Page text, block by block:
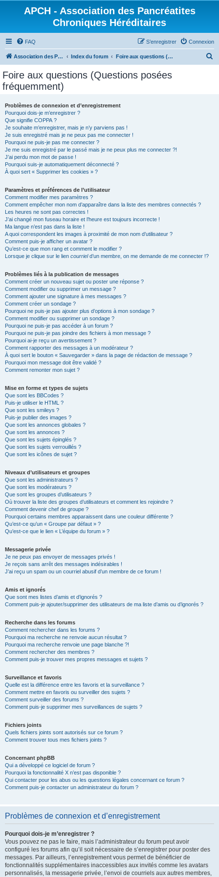
APCH - Association des Pancréatites
Chroniques Héréditaires
FAQ Connexion
S’enregistrer
Association des Pancréatites Chroniques Héréditaires Index du forum Foire aux questions (Questions posées fréquemment)
Foire aux questions (Questions posées
fréquemment)
Problèmes de connexion et d’enregistrement
Pourquoi dois-je m’enregistrer ?
Que signifie COPPA ?
Je souhaite m’enregistrer, mais je n’y parviens pas !
Je suis enregistré mais je ne peux pas me connecter !
Pourquoi ne puis-je pas me connecter ?
Je me suis enregistré par le passé mais je ne peux plus me connecter ?!
J’ai perdu mon mot de passe !
Pourquoi suis-je automatiquement déconnecté ?
À quoi sert « Supprimer les cookies » ?
Paramètres et préférences de l’utilisateur
Comment modifier mes paramètres ?
Comment empêcher mon nom d’apparaître dans la liste des membres connectés ?
Les heures ne sont pas correctes !
J’ai changé mon fuseau horaire et l’heure est toujours incorrecte !
Ma langue n’est pas dans la liste !
A quoi correspondent les images à proximité de mon nom d’utilisateur ?
Comment puis-je afficher un avatar ?
Qu’est-ce que mon rang et comment le modifier ?
Lorsque je clique sur le lien courrield’un membre, on me demande de me connecter !?
Problèmes liés à la publication de messages
Comment créer un nouveau sujet ou poster une réponse ?
Comment modifier ou supprimer un message ?
Comment ajouter une signature à mes messages ?
Comment créer un sondage ?
Pourquoi ne puis-je pas ajouter plus d’options à mon sondage ?
Comment modifier ou supprimer un sondage ?
Pourquoi ne puis-je pas accéder à un forum ?
Pourquoi ne puis-je pas joindre des fichiers à mon message ?
Pourquoi ai-je reçu un avertissement ?
Comment rapporter des messages à un modérateur ?
À quoi sert le bouton « Sauvegarder » dans la page de rédaction de message ?
Pourquoi mon message doit être validé ?
Comment remonter mon sujet ?
Mise en forme et types de sujets
Que sont les BBCodes ?
Puis-je utiliser le HTML ?
Que sont les smileys ?
Puis-je publier des images ?
Que sont les annonces globales ?
Que sont les annonces ?
Que sont les sujets épinglés ?
Que sont les sujets verrouillés ?
Que sont les icônes de sujet ?
Niveaux d’utilisateurs et groupes
Que sont les administrateurs ?
Que sont les modérateurs ?
Que sont les groupes d’utilisateurs ?
Où trouver la liste des groupes d’utilisateurs et comment les rejoindre ?
Comment devenir chef de groupe ?
Pourquoi certains membres apparaissent dans une couleur différente ?
Qu’est-ce qu’un « Groupe par défaut » ?
Qu’est-ce que le lien « L’équipe du forum » ?
Messagerie privée
Je ne peux pas envoyer de messages privés !
Je reçois sans arrêt des messages indésirables !
J’ai reçu un spam ou un courriel abusif d’un membre de ce forum !
Amis et ignorés
Que sont mes listes d’amis et d’ignorés ?
Comment puis-je ajouter/supprimer des utilisateurs de ma liste d’amis ou d’ignorés ?
Recherche dans les forums
Comment rechercher dans les forums ?
Pourquoi ma recherche ne renvoie aucun résultat ?
Pourquoi ma recherche renvoie une page blanche ?!
Comment rechercher des membres ?
Comment puis-je trouver mes propres messages et sujets ?
Surveillance et favoris
Quelle est la différence entre les favoris et la surveillance ?
Comment mettre en favoris ou surveiller des sujets ?
Comment surveiller des forums ?
Comment puis-je supprimer mes surveillances de sujets ?
Fichiers joints
Quels fichiers joints sont autorisés sur ce forum ?
Comment trouver tous mes fichiers joints ?
Concernant phpBB
Qui a développé ce logiciel de forum ?
Pourquoi la fonctionnalité X n’est pas disponible ?
Qui contacter pour les abus ou les questions légales concernant ce forum ?
Comment puis-je contacter un administrateur du forum ?
Problèmes de connexion et d’enregistrement
Pourquoi dois-je m’enregistrer ?
Vous pouvez ne pas le faire, mais l’administrateur du forum peut avoir
configuré les forums afin qu’il soit nécessaire de s’enregistrer pour poster des
messages. Par ailleurs, l’enregistrement vous permet de bénéficier de
fonctionnalités supplémentaires inaccessibles aux invités comme les avatars
personnalisés, la messagerie privée, l’envoi de courriels aux autres membres,